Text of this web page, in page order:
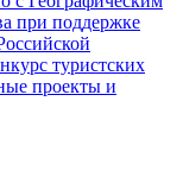
при поддержке
туристских
проекты и